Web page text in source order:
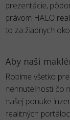
prezentácie,
právom HALO
to za žiadnych
Aby naši
Robíme všetko
nehnuteľnosti čo
našej ponuke
realitných